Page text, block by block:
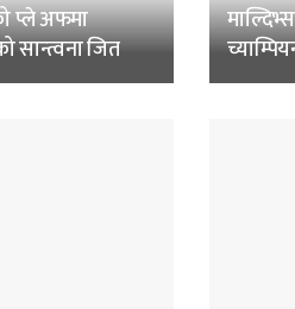
प्ले अफमा
सान्त्वना जित